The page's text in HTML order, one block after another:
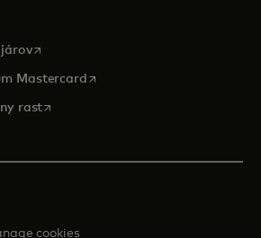
in a new tab
opens in a new tab
Mastercardopens in a new tab
rastopens in a new tab
cookies